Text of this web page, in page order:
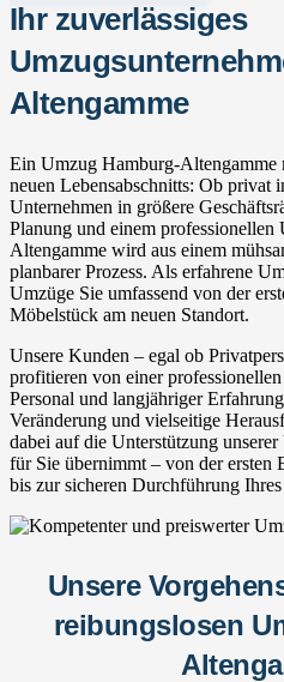
Ihr zuverlässiges
Altengamme
Ein Umzug Hamburg-Altengamme
neuen Lebensabschnitts: Ob privat
Unternehmen in größere
Planung und einem
Altengamme wird aus einem
planbarer Prozess. Als erfahrene
Umzüge Sie umfassend von der
Möbelstück am neuen Standort.
Unsere Kunden – egal ob
profitieren von einer
Personal und langjähriger
Veränderung und vielseitige
dabei auf die Unterstützung
für Sie übernimmt – von der ersten
bis zur sicheren Durchführung
Unsere
reibungslosen